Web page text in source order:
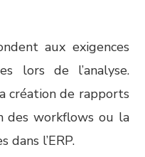
aux exigences
lors de l’analyse.
création de rapports
des workflows ou la
l’ERP.